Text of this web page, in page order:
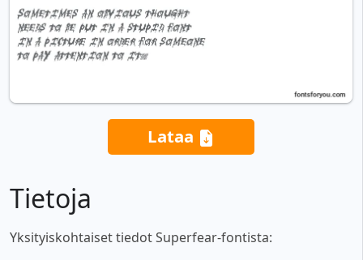
Lataa
Tietoja
Yksityiskohtaiset tiedot Superfear-fontista: